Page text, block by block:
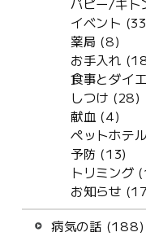
イベント
薬局 (8)
お手入れ
食事とダイ
しつけ (28)
献血 (4)
ペットホテ
予防 (13)
トリミング
お知らせ
病気の話 (188)